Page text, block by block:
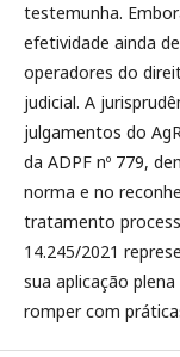
testemunha.
efetividade ainda
operadores do
judicial. A
julgamentos do
da ADPF nº 779,
norma e no
tratamento
14.245/2021
sua aplicação
romper com